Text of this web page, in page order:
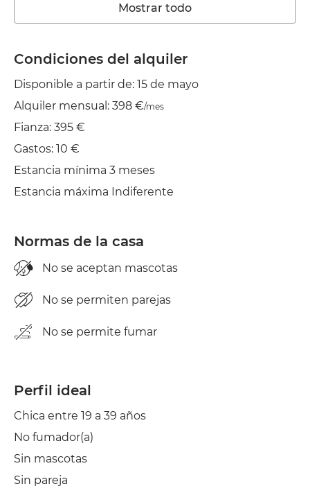
Lavadora
Ascensor
Piscina Comunitaria
TV
Jardín/Terraza
Tendedero
Plancha
Mostrar todo
Condiciones del alquiler
Disponible a partir de: 15 de mayo
Alquiler mensual: 398 €/mes
Fianza: 395 €
Gastos: 10 €
Estancia mínima 3 meses
Estancia máxima Indiferente
Normas de la casa
No se aceptan mascotas
No se permiten parejas
No se permite fumar
Perfil ideal
Chica entre 19 a 39 años
No fumador(a)
Sin mascotas
Sin pareja